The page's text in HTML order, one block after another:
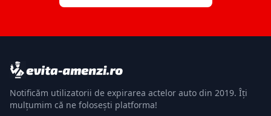
Notificăm utilizatorii de expirarea actelor auto din 2019. Îți
mulțumim că ne folosești platforma!